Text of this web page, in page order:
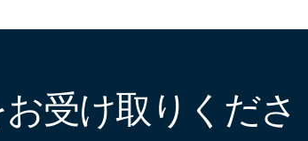
受け取りくださ